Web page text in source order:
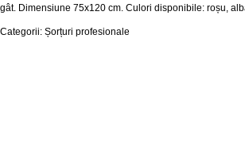
gât. Dimensiune 75x120 cm. Culori disponibile: roșu,
Categorii: Șorțuri profesionale